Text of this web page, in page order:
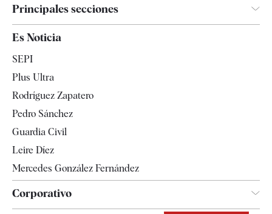
Principales secciones
Televisión
Es Noticia
SEPI
Plus Ultra
Rodríguez Zapatero
Pedro Sánchez
Guardia Civil
Leire Díez
Mercedes González Fernández
Corporativo